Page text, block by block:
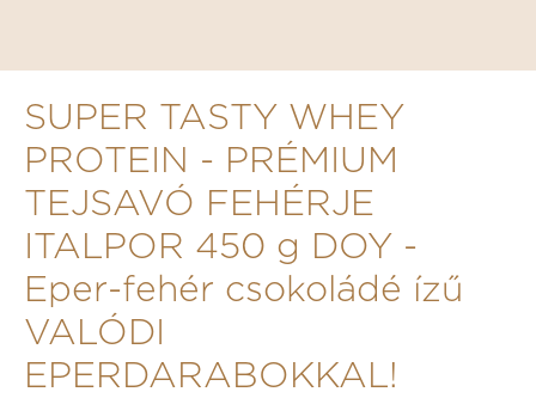
SUPER TASTY WHEY
PROTEIN - PRÉMIUM
TEJSAVÓ FEHÉRJE
ITALPOR 450 g DOY -
Eper-fehér csokoládé ízű
VALÓDI
EPERDARABOKKAL!